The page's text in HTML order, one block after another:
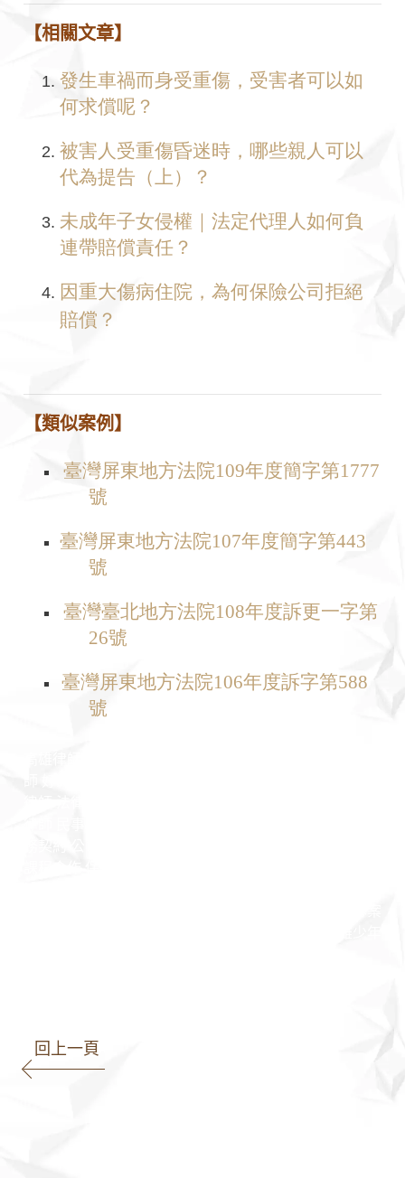
【相關文章】
發生車禍而身受重傷，受害者可以如
何求償呢？
被害人受重傷昏迷時，哪些親人可以
代為提告（上）？
未成年子女侵權｜法定代理人如何負
連帶賠償責任？
因重大傷病住院，為何保險公司拒絕
賠償？
【類似案例 】
臺灣屏東地方法院109年度簡字第1777
號
臺灣屏東地方法院107年度簡字第443
號
臺灣臺北地方法院108年度訴更一字第
26號
臺灣屏東地方法院106年度訴字第588
號
回上一頁